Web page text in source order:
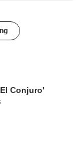
Conjuro'